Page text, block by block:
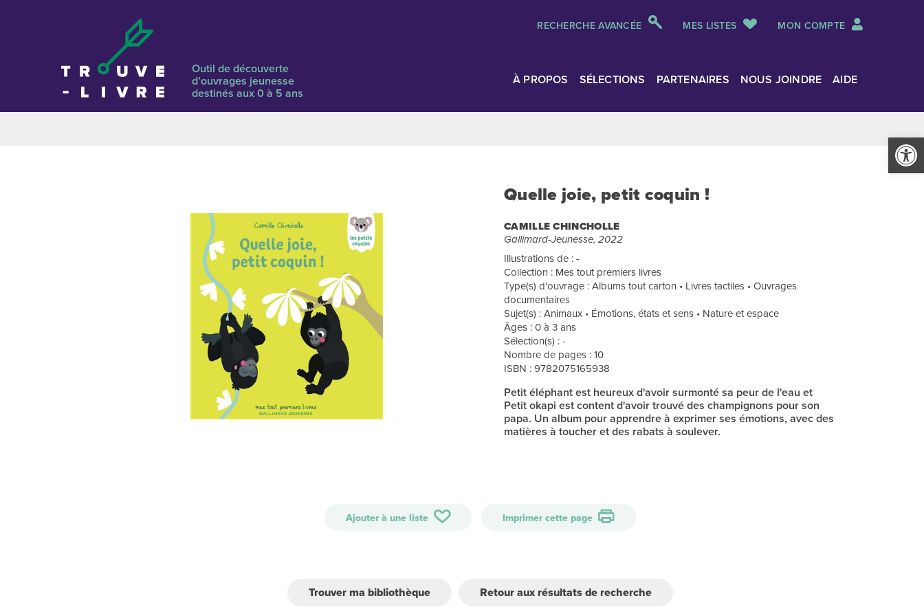
Ouvrir
RECHERCHE AVANCÉE MES LISTES MON COMPTE
Outil de découverte
d’ouvrages jeunesse
destinés aux 0 à 5 ans
À PROPOS SÉLECTIONS PARTENAIRES NOUS JOINDRE AIDE
Quelle joie, petit coquin !
CAMILLE CHINCHOLLE
Gallimard-Jeunesse, 2022
Illustrations de : -
Collection : Mes tout premiers livres
Type(s) d'ouvrage : Albums tout carton • Livres tactiles • Ouvrages
documentaires
Sujet(s) : Animaux • Émotions, états et sens • Nature et espace
Âges : 0 à 3 ans
Sélection(s) : -
Nombre de pages : 10
ISBN : 9782075165938
Petit éléphant est heureux d'avoir surmonté sa peur de l'eau et
Petit okapi est content d'avoir trouvé des champignons pour son
papa. Un album pour apprendre à exprimer ses émotions, avec des
matières à toucher et des rabats à soulever.
Ajouter à une liste Imprimer cette page
Trouver ma bibliothèque Retour aux résultats de recherche